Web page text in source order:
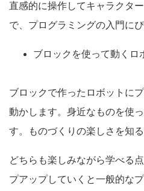
直感的に操作してキャラクタ
で、プログラミングの入門にぴ
ブロックを使って動くロ
ブロックで作ったロボットに
動かします。身近なものを使
す。ものづくりの楽しさを知
どちらも楽しみながら学べる
プアップしていくと一般的な